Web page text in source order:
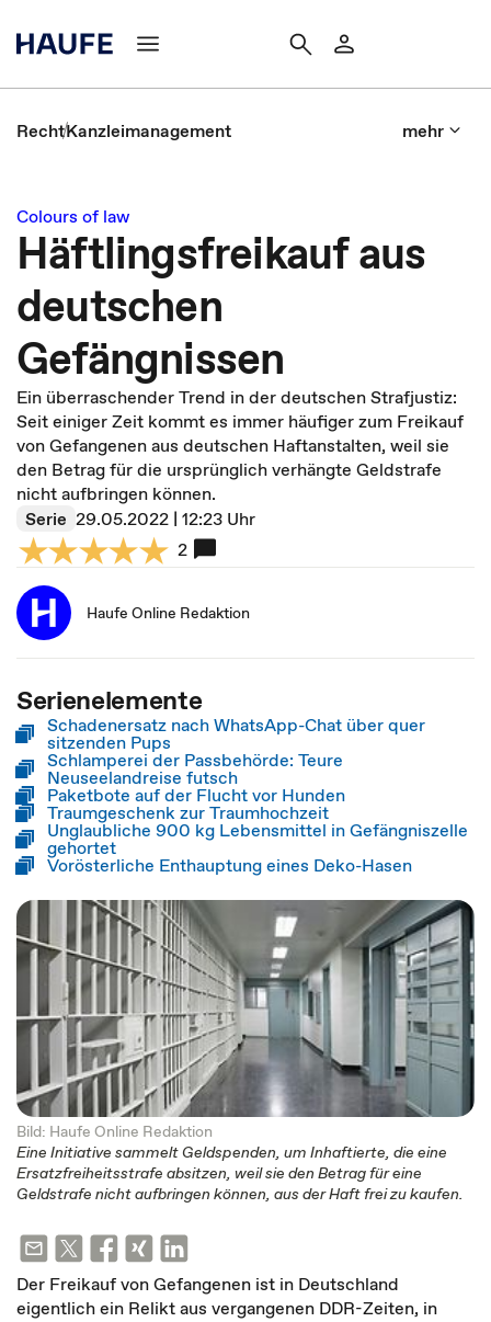
RechtKanzleimanagement mehr
Colours of law
Häftlingsfreikauf aus
deutschen
Gefängnissen
Ein überraschender Trend in der deutschen Strafjustiz:
Seit einiger Zeit kommt es immer häufiger zum Freikauf
von Gefangenen aus deutschen Haftanstalten, weil sie
den Betrag für die ursprünglich verhängte Geldstrafe
nicht aufbringen können.
Serie 29.05.2022 | 12:23 Uhr
2
Haufe Online Redaktion
Serienelemente
Schadenersatz nach WhatsApp-Chat über quer
sitzenden Pups
Schlamperei der Passbehörde: Teure
Neuseelandreise futsch
Paketbote auf der Flucht vor Hunden
Traumgeschenk zur Traumhochzeit
Unglaubliche 900 kg Lebensmittel in Gefängniszelle
gehortet
Vorösterliche Enthauptung eines Deko-Hasen
Bild: Haufe Online Redaktion
Eine Initiative sammelt Geldspenden, um Inhaftierte, die eine
Ersatzfreiheitsstrafe absitzen, weil sie den Betrag für eine
Geldstrafe nicht aufbringen können, aus der Haft frei zu kaufen.
Der Freikauf von Gefangenen ist in Deutschland
eigentlich ein Relikt aus vergangenen DDR-Zeiten, in